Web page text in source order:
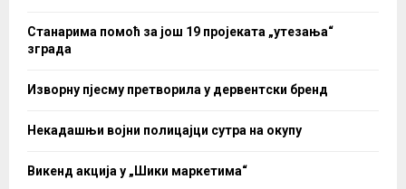
Станарима помоћ за још 19 пројеката „утезања“
зграда
Изворну пјесму претворила у дервентски бренд
Некадашњи војни полицајци сутра на окупу
Викенд акција у „Шики маркетима“